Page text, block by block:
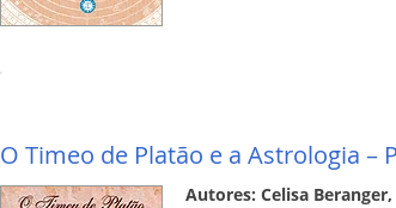
O Timeo de Platão e a Astrologia –
Autores: Celisa